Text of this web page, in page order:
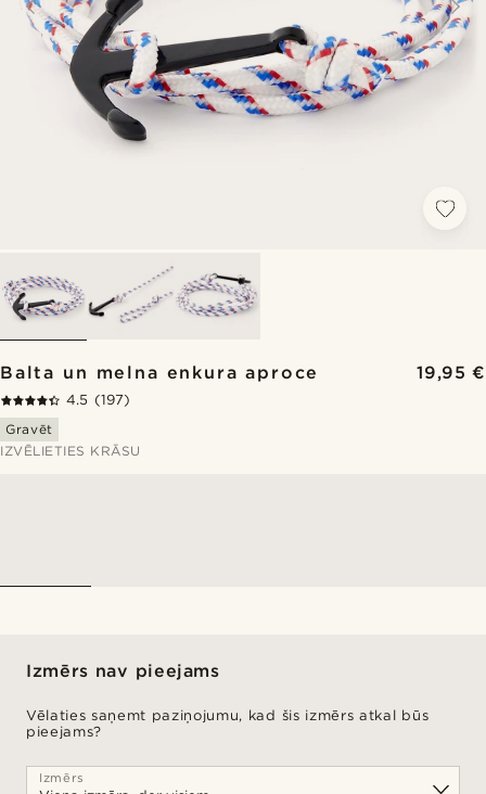
Balta un melna enkura aproce 19,95 €
4.5 (197)
Gravēt
IZVĒLIETIES KRĀSU
Izmērs nav pieejams
Vēlaties saņemt paziņojumu, kad šis izmērs atkal būs
pieejams?
Izmērs